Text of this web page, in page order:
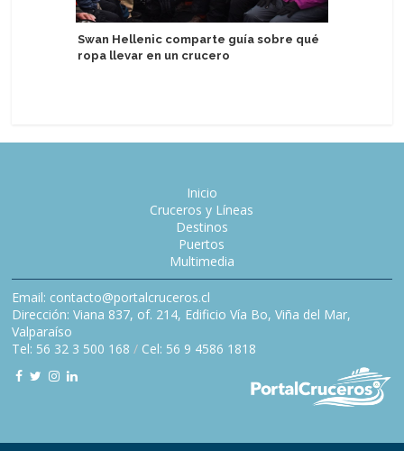
Swan Hellenic comparte guía sobre qué
ropa llevar en un crucero
Inicio
Cruceros y Líneas
Destinos
Puertos
Multimedia
Email: contacto@portalcruceros.cl
Dirección: Viana 837, of. 214, Edificio Vía Bo, Viña del Mar,
Valparaíso
Tel: 56 32 3 500 168 / Cel: 56 9 4586 1818